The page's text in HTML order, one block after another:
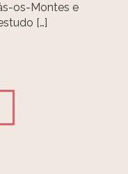
os-Montes e
[…]